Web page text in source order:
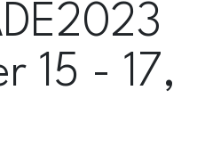
15 - 17,